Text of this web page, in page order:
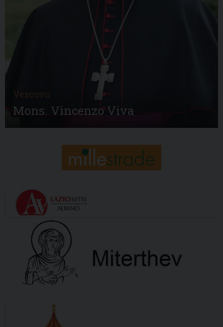
Vescovo
Mons. Vincenzo Viva